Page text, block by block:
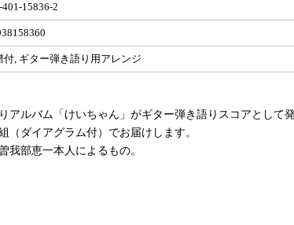
15836-2
付, ギター弾き語り用アレンジ
アルバム「けいちゃん」がギター弾き語りスコアとして
（ダイアグラム付）でお届けします。
我部恵一本人によるもの。